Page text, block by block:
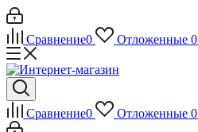
Сравнение0 Отложенные 0
Сравнение0 Отложенные 0